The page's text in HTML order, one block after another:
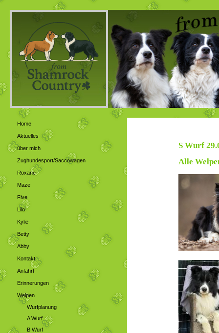
S Wurf
Alle
Home
Aktuelles
über mich
Zughundesport/Saccowagen
Roxane
Maze
Five
Lilo
Kylie
Betty
Abby
Kontakt
Anfahrt
Erinnerungen
Welpen
Wurfplanung
A Wurf
B Wurf